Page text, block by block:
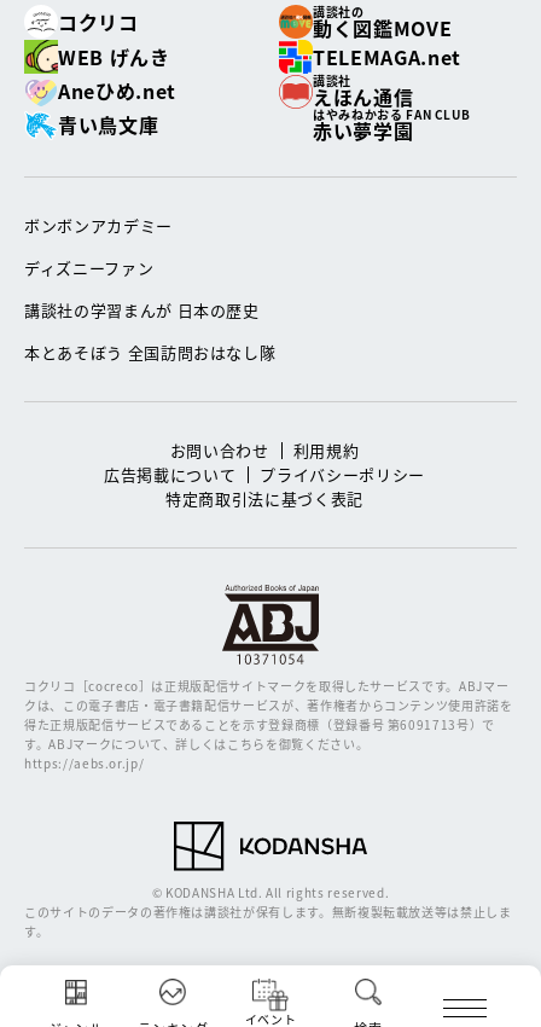
イベント
コクリコ
講談社の
動く図鑑MOVE
WEB げんき
TELEMAGA.net
Aneひめ.net
講談社
えほん通信
青い鳥文庫
はやみねかおる FAN CLUB
赤い夢学園
ボンボンアカデミー
ディズニーファン
講談社の学習まんが 日本の歴史
本とあそぼう 全国訪問おはなし隊
お問い合わせ
利用規約
広告掲載について
プライバシーポリシー
特定商取引法に基づく表記
コクリコ［cocreco］は正規版配信サイトマークを取得したサービスです。ABJマー
クは、この電子書店・電子書籍配信サービスが、著作権者からコンテンツ使用許諾を
得た正規版配信サービスであることを示す登録商標（登録番号 第6091713号）で
す。ABJマークについて、詳しくはこちらを御覧ください。
https://aebs.or.jp/
© KODANSHA Ltd. All rights reserved.
このサイトのデータの著作権は講談社が保有します。無断複製転載放送等は禁止しま
す。